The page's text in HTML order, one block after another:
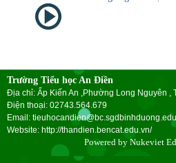
Trường Tiểu học An Điền
Địa chỉ: Ấp Kiến An ,Phường Long Nguyên ,
Điện thoại: 02743.564.679
Email:
Website: http://thandien.bencat.edu.vn/
Powered by Nukeviet